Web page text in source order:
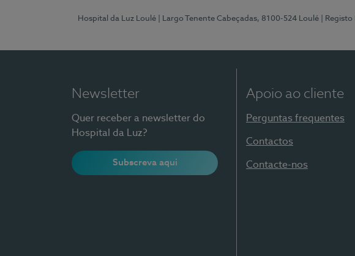
Hospital da Luz Loulé | Largo Tenente Cabeçadas, 8100-524 Loulé | Registo
Newsletter
Quer receber a newsletter do
Hospital da Luz?
Subscreva aqui
Apoio ao cliente
Perguntas frequentes
Contactos
Contacte-nos